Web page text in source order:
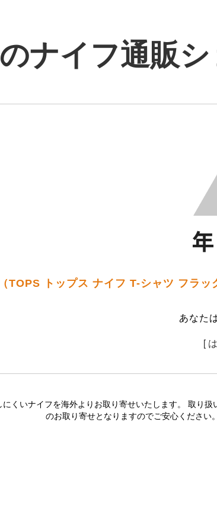
ナイフ通販
TOPS トップス ナイフ T-シャツ フラ
あなた
[
くいナイフを海外よりお取り寄せいたします。 取り
のお取り寄せとなりますのでご安心ください。